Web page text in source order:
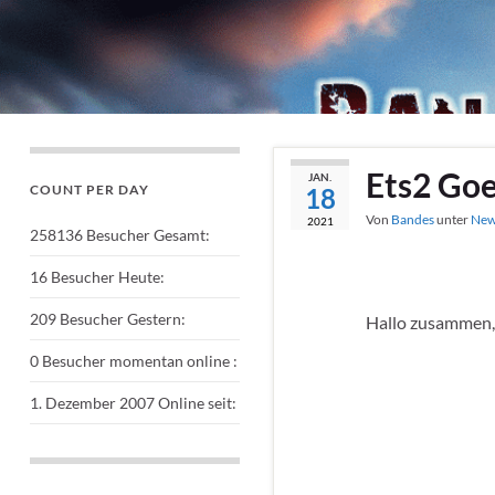
JAN.
18
2021
Ets2
Von Bandesunter
Hallo
COUNT PER DAY
258136 Besucher Gesamt:
16 Besucher Heute:
209 Besucher Gestern:
0 Besucher momentan online :
1. Dezember 2007Online seit: